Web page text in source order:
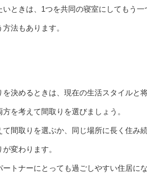
いときは、1つを共同の寝室にしてもう一
法もあります。
を決めるときは、現在の生活スタイルと
を考えて間取りを選びましょう。
間取りを選ぶか、同じ場所に長く住み
変わります。
ートナーにとっても過ごしやすい住居に